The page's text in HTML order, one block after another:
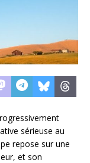
sérieuse au
repose sur une
et son